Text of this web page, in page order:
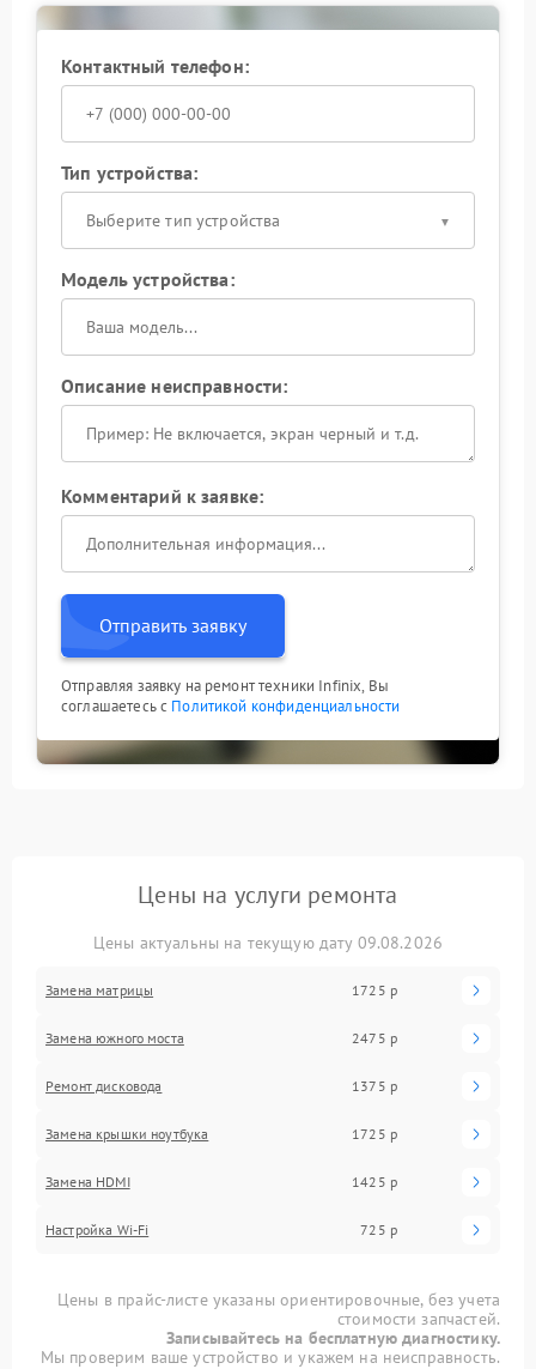
Контактный телефон:
Тип устройства:
Выберите тип устройства
Модель устройства:
Описание неисправности:
Комментарий к заявке:
Отправить заявку
Отправляя заявку на ремонт техники Infinix, Вы
соглашаетесь с Политикой конфиденциальности
Цены на услуги ремонта
Цены актуальны на текущую дату 09.08.2026
Замена матрицы 1725 р
Замена южного моста 2475 р
Ремонт дисковода 1375 р
Замена крышки ноутбука 1725 р
Замена HDMI 1425 р
Настройка Wi-Fi 725 р
Цены в прайс-листе указаны ориентировочные, без учета
стоимости запчастей.
Записывайтесь на бесплатную диагностику.
Мы проверим ваше устройство и укажем на неисправность.